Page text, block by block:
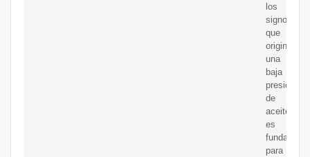
los
signos
que
originan
una
baja
presión
de
aceite
es
para